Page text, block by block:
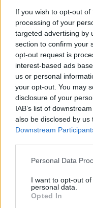
If you wish to opt-out
processing of your
targeted advertising by
section to confirm your
opt-out request is
interest-based ads
us or personal
your opt-out. You may
disclosure of your
IAB’s list of
also be disclosed by
Downstream
Personal Data
I want to opt-out
personal data.
Opted In
ΔΗΜΟΦΙΛΗ
Έρευνα ΕΟΤ: Η
των Ευρωπαίων
07/08/2026 - 10:56
Υψηλός κίνδυνος
Κρήτη, Πελοπόννησο,
07/08/2026 - 08:30
Δείκτης Τιμών, με
07/08/2026 - 13:07
Χρ. Δήμας: